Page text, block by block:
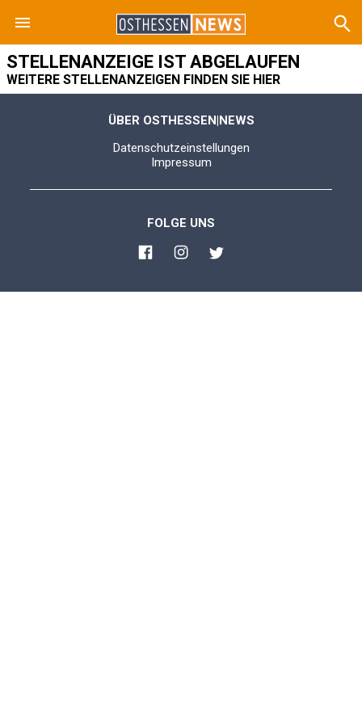
STELLENANZEIGE IST ABGELAUFEN
WEITERE STELLENANZEIGEN FINDEN SIE HIER
ÜBER OSTHESSEN|NEWS
Datenschutzeinstellungen
Impressum
FOLGE UNS